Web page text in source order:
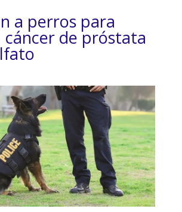
a perros para
cáncer de próstata